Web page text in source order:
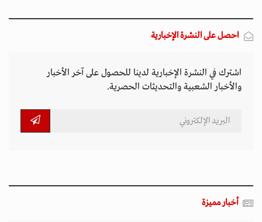
احصل على النشرة الإخبارية
اشترك في النشرة الإخبارية لدينا للحصول على آخر الأخبار
والأخبار الشعبية والتحديثات الحصرية.
أخبار مميزة